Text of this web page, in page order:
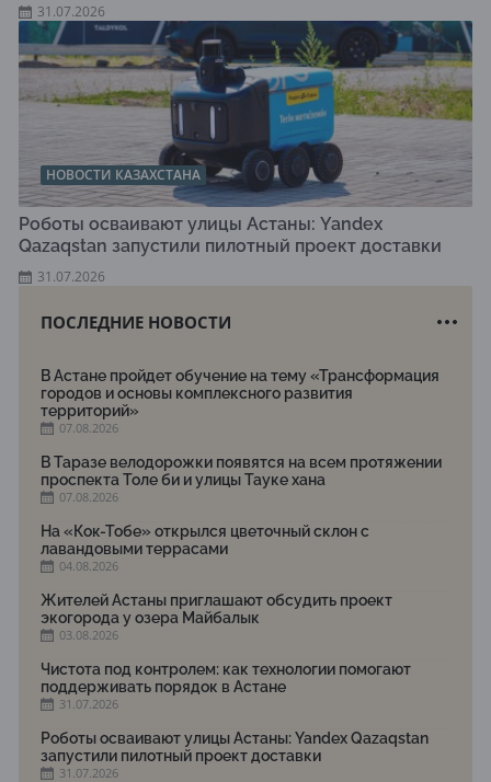
31.07.2026
НОВОСТИ КАЗАХСТАНА
Роботы осваивают улицы Астаны: Yandex
Qazaqstan запустили пилотный проект доставки
31.07.2026
ПОСЛЕДНИЕ НОВОСТИ
В Астане пройдет обучение на тему «Трансформация
городов и основы комплексного развития
территорий»
07.08.2026
В Таразе велодорожки появятся на всем протяжении
проспекта Толе би и улицы Тауке хана
07.08.2026
На «Кок-Тобе» открылся цветочный склон с
лавандовыми террасами
04.08.2026
Жителей Астаны приглашают обсудить проект
экогорода у озера Майбалык
03.08.2026
Чистота под контролем: как технологии помогают
поддерживать порядок в Астане
31.07.2026
Роботы осваивают улицы Астаны: Yandex Qazaqstan
запустили пилотный проект доставки
31.07.2026